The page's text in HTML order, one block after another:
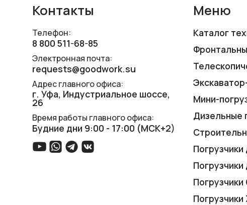
Контакты
Телефон:
8 800 511-68-85
Электронная почта:
requests@goodwork.su
Адрес главного офиса:
г. Уфа, ​Индустриальное шоссе,
26
Время работы главного офиса:
Будние дни 9:00 - 17:00 (МСК+2)
Меню
Каталог
Мини-
Дизельные
Погрузчики
Погрузчики